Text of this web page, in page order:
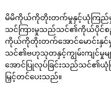
မိမိကိုယ်ကိုတိုးတက်မှုနှင့်ယုံကြည်မှု
သင်ကြားမှုသည်သင်၏ကိုယ်ပိုင်စ
ကိုယ်ကိုတိုးတက်အောင်မောင်း
သင်၏ဗဟုသုတနှင့်ကျွမ်းကျင်မှု
အောင်ပြုလုပ်ခြင်းသည်သင်၏ယုံက
မြှင့်တင်ပေးသည်။